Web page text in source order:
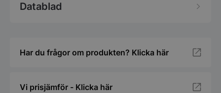
Datablad
Har du frågor om produkten? Klicka här
Vi prisjämför - Klicka här